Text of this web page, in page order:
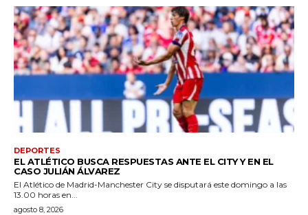
DEPORTES
EL ATLÉTICO BUSCA RESPUESTAS ANTE EL CITY Y EN EL
CASO JULIÁN ÁLVAREZ
El Atlético de Madrid-Manchester City se disputará este domingo a las
13.00 horas en...
agosto 8, 2026